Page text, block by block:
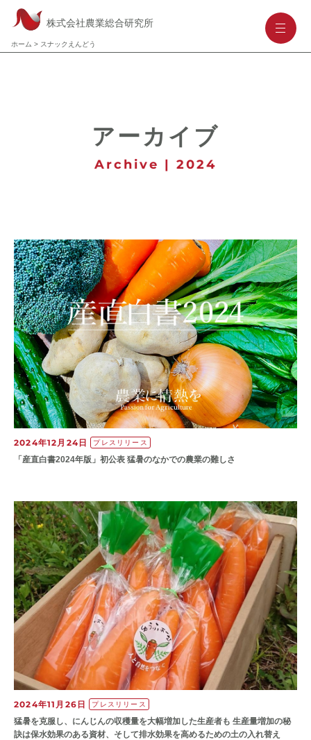
株式会社農業総合研究所
ホーム > スナックえんどう
--
アーカイブ
Archive | 2024
2024年12月24日 プレスリリース
「産直白書2024年版」初公表 猛暑のなかでの農業の難しさ
2024年11月26日 プレスリリース
猛暑を克服し、にんじんの収穫量を大幅増加した生産者も 生産量増加の秘
訣は保水効果のある資材、そして排水効果を高めるための土の入れ替え